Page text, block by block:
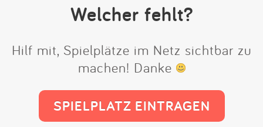
Welcher fehlt?
Hilf mit, Spielplätze im Netz sichtbar zu
machen! Danke
SPIELPLATZ EINTRAGEN